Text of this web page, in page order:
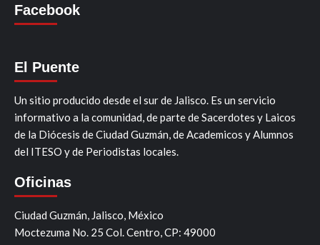
Facebook
El Puente
Un sitio producido desde el sur de Jalisco. Es un servicio
informativo a la comunidad, de parte de Sacerdotes y Laicos
de la Diócesis de Ciudad Guzmán, de Academicos y Alumnos
del ITESO y de Periodistas locales.
Oficinas
Ciudad Guzmán, Jalisco, México
Moctezuma No. 25 Col. Centro, CP: 49000